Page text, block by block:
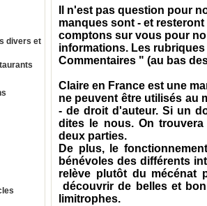
divers et
Il n'est pas question pour
manques sont - et
comptons sur vous pour
informations. Les
Commentaires " (au bas
Claire en France est une
ne peuvent être utilisés au
- de droit d'auteur. Si un
dites le nous. On
deux parties.
De plus,
le
bénévoles des différents
relève plutôt du mécénat
découvrir de belles et
limitrophes.